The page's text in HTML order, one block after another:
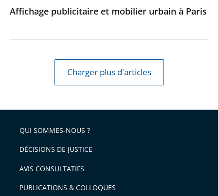
Affichage publicitaire et mobilier urbain à Paris
Charger plus d'articles
QUI SOMMES-NOUS ?
DÉCISIONS DE JUSTICE
AVIS CONSULTATIFS
PUBLICATIONS & COLLOQUES